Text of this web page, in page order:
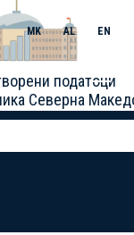
податоци
Северна
MK AL EN
Toggle